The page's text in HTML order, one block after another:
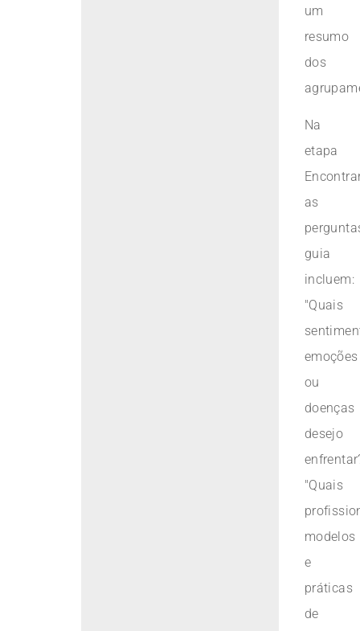
um
resumo
dos
Na
etapa
as
guia
incluem:
"Quais
emoções
ou
doenças
desejo
"Quais
modelos
e
práticas
de